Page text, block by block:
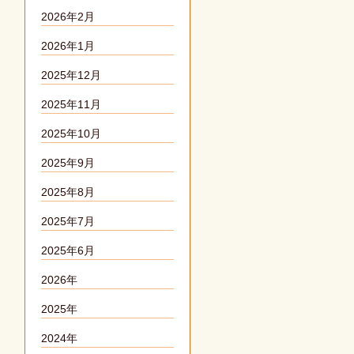
2026年2月
2026年1月
2025年12月
2025年11月
2025年10月
2025年9月
2025年8月
2025年7月
2025年6月
2026年
2025年
2024年